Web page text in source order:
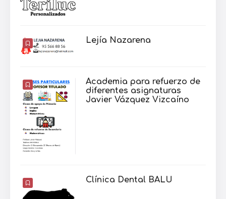
Lejía Nazarena
Academia para refuerzo de
diferentes asignaturas
Javier Vázquez Vizcaíno
Clínica Dental BALU